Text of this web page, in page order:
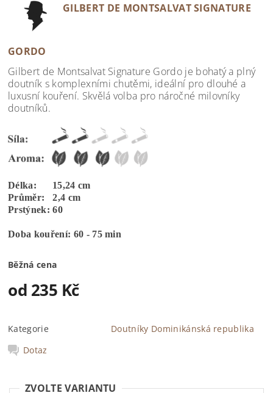
GILBERT DE MONTSALVAT SIGNATURE
GORDO
Gilbert de Montsalvat Signature Gordo je bohatý a plný
doutník s komplexními chutěmi, ideální pro dlouhé a
luxusní kouření. Skvělá volba pro náročné milovníky
doutníků.
Délka: 15,24 cm
Průměr: 2,4 cm
Prstýnek: 60
Doba kouření: 60 - 75 min
Běžná cena
od 235 Kč
Kategorie
Doutníky Dominikánská republika
Dotaz
ZVOLTE VARIANTU